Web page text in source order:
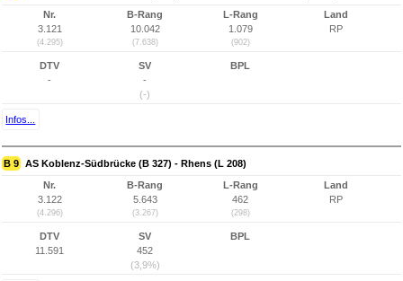
Nr.
3.121
(4.295)
B-Rang
10.042
(7.638)
L-Rang
1.079
(902)
Land
RP
DTV
-
SV
-
(-)
BPL
Infos...
B 9 AS Koblenz-Südbrücke (B 327) - Rhens (L 208)
Nr.
3.122
(4.296)
B-Rang
5.643
(3.267)
L-Rang
462
(298)
Land
RP
DTV
11.591
SV
452
(3,9%)
BPL